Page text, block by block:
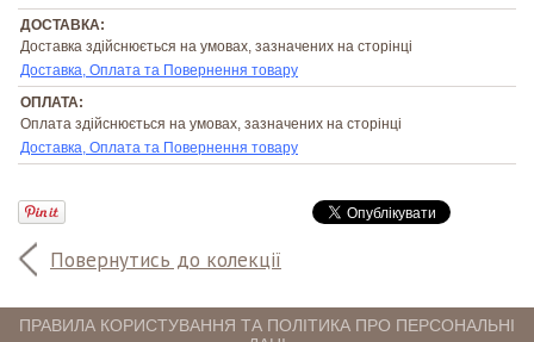
Повернутись до колекції
ДОСТАВКА:
Доставка здійснюється на умовах, зазначених на сторінці
Доставка, Оплата та Повернення товару
ОПЛАТА:
Оплата здійснюється на умовах, зазначених на сторінці
Доставка, Оплата та Повернення товару
ПРАВИЛА КОРИСТУВАННЯ ТА ПОЛІТИКА ПРО ПЕРСОНАЛЬНІ